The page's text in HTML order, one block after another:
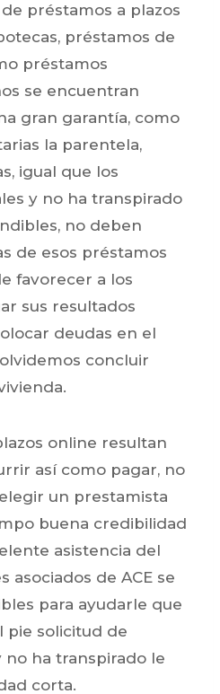
préstamos a plazos
préstamos de
préstamos
se encuentran
gran garantía, como
la parentela,
igual que los
y no ha transpirado
no deben
de esos préstamos
favorecer a los
sus resultados
deudas en el
concluir
online resultan
así­ como pagar, no
un prestamista
buena credibilidad
asistencia del
asociados de ACE se
para ayudarle que
pie solicitud de
ha transpirado le
corta.